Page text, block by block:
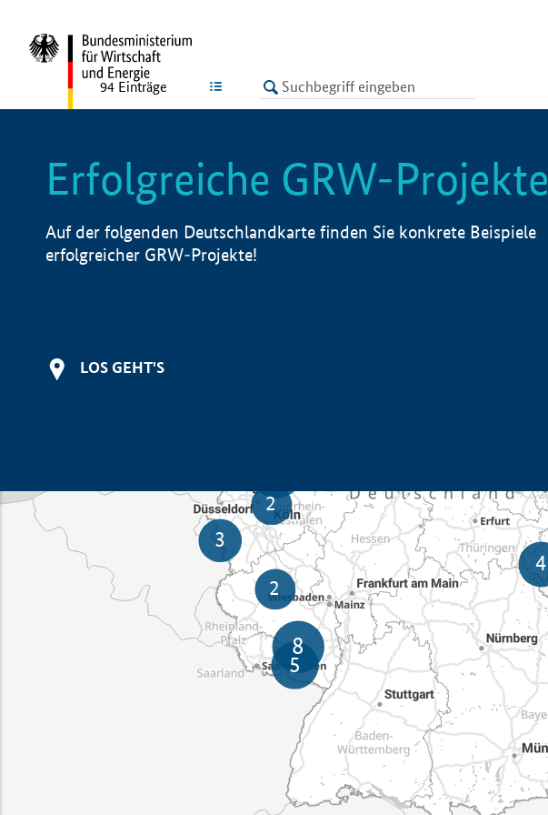
LISTE
94 Einträge
Erfolgreiche GRW-Projekte
Auf der folgenden Deutschlandkarte finden Sie konkrete Beispiele
erfolgreicher GRW-Projekte!
LOS GEHT'S